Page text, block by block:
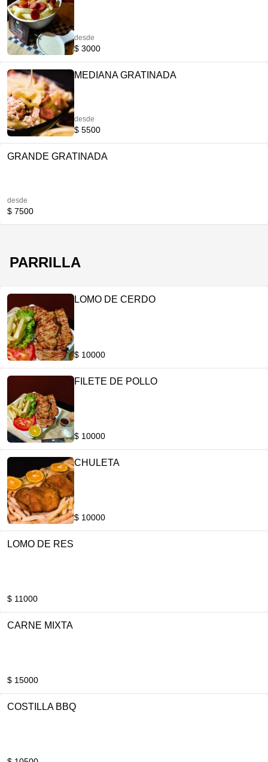
desde
$ 3000
MEDIANA GRATINADA
desde
$ 5500
GRANDE GRATINADA
desde
$ 7500
PARRILLA
LOMO DE CERDO
$ 10000
FILETE DE POLLO
$ 10000
CHULETA
$ 10000
LOMO DE RES
$ 11000
CARNE MIXTA
$ 15000
COSTILLA BBQ